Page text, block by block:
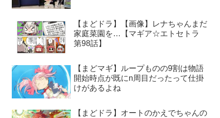
【まどドラ】【画像】レナちゃんまだ
家庭菜園を…【マギア☆エトセトラ
第98話】
【まどマギ】ループものの9割は物語
開始時点が既にn周目だったって仕掛
けがあるよね
【まどドラ】オートのかえでちゃんの